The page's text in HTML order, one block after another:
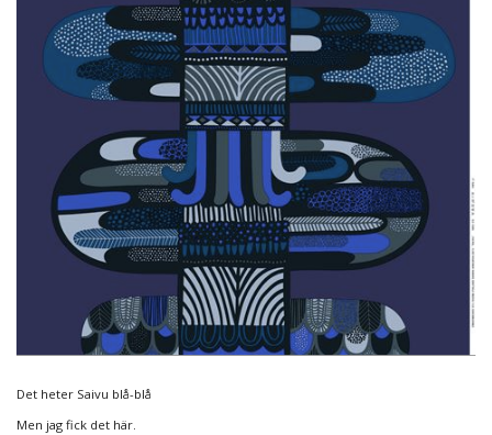
Det heter Saivu blå-blå
Men jag fick det här.